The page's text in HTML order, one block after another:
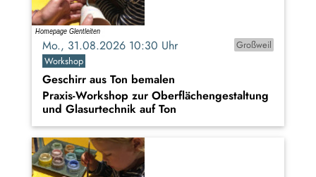
Mo., 31.08.2026 10:30 Uhr
Großweil
Workshop
Geschirr aus Ton bemalen
Praxis-Workshop zur Oberflächengestaltung
und Glasurtechnik auf Ton